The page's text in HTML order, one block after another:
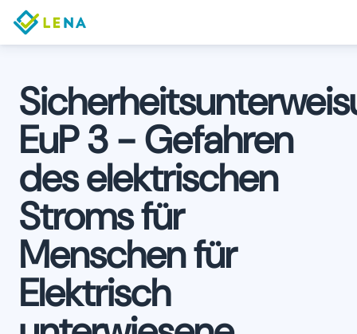
EuP 3 - Gefahren
des elektrischen
Stroms für
Menschen für
Elektrisch